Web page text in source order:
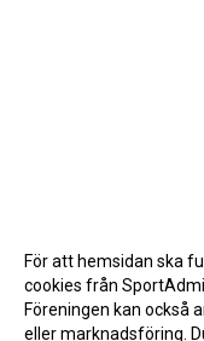
För att hemsidan ska
cookies från
Föreningen kan också
eller marknadsföring.